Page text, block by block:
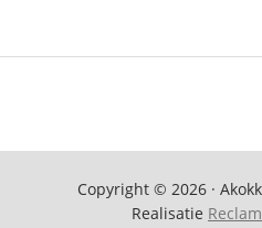
Copyright © 2026 ·
Realisatie